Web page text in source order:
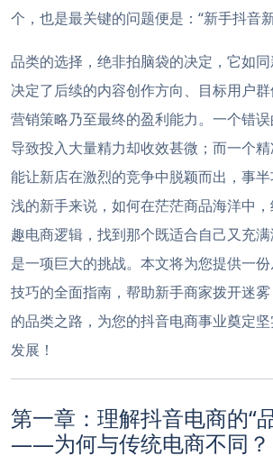
个，也是最关键的问题便是：“新手抖音
品类的选择，绝非拍脑袋的决定，它如
决定了后续的内容创作方向、目标用户群
营销策略乃至最终的盈利能力。一个错
导致投入大量精力却收效甚微；而一个
能让新店在激烈的竞争中脱颖而出，事
浅的新手来说，如何在茫茫商品海洋中
趣电商逻辑，找到那个既适合自己又充
是一项巨大的挑战。本文将为您提供一
技巧的全面指南，帮助新手商家拨开迷
的品类之路，为您的抖音电商事业奠定
发展！
第一章：理解抖音电商的“
——为何与传统电商不同？